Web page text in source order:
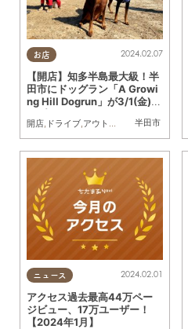
お店
半田市
2024.02.07
【開店】知多半島最大級！半
田市にドッグラン「A Growi
ng Hill Dogrun」が3/1(金)オ
開店, ドライブ,アウトドア 自然,まちネタ
ニュース 2024.02.01
アクセス過去最高44万ペー
ジビュー、17万ユーザー！
【2024年1月】